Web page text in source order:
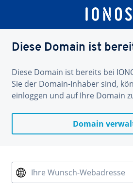
Diese Domain ist
Diese Domain ist bereits bei
Sie der Domain-Inhaber sind,
einloggen und auf Ihre Domain
Domain
Ihre Wunsch-Webadresse